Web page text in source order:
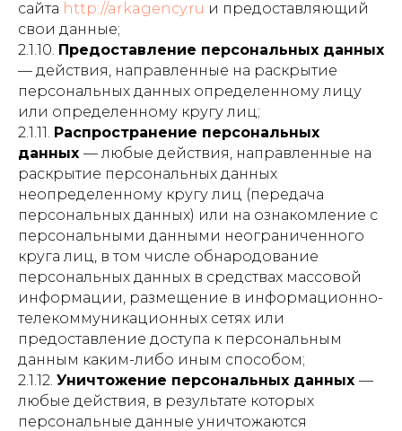
сайта http://arkagency.ru и предоставляющий
свои данные;
2.1.10. Предоставление персональных данных
— действия, направленные на раскрытие
персональных данных определенному лицу
или определенному кругу лиц;
2.1.11. Распространение персональных
данных — любые действия, направленные на
раскрытие персональных данных
неопределенному кругу лиц (передача
персональных данных) или на ознакомление с
персональными данными неограниченного
круга лиц, в том числе обнародование
персональных данных в средствах массовой
информации, размещение в информационно-
телекоммуникационных сетях или
предоставление доступа к персональным
данным каким-либо иным способом;
2.1.12. Уничтожение персональных данных —
любые действия, в результате которых
персональные данные уничтожаются